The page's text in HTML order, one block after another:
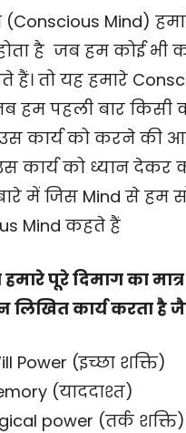
Mind)
है जब हम कोई भी
तो यह हमारे
हम पहली बार किसी
कार्य को करने की
कार्य को ध्यान देकर
में जिस Mind से हम
Mind कहते हैं
पूरे दिमाग का मात्र
लिखित कार्य करता है
Power (इच्छा शक्ति)
(याददाश्त)
power (तर्क शक्ति)